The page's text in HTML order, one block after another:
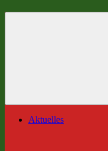
Aktuelles